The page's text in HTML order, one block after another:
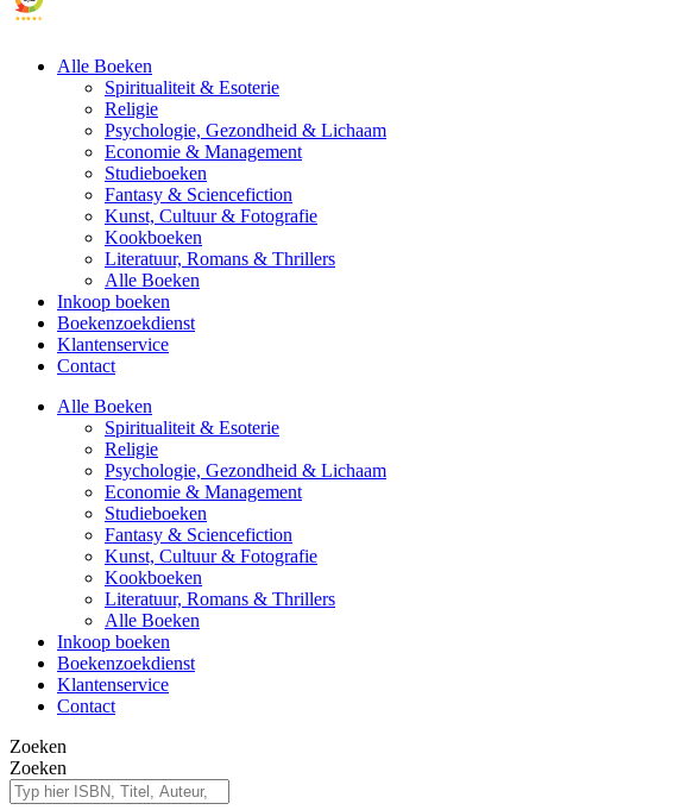
Alle Boeken
Spiritualiteit & Esoterie
Religie
Psychologie, Gezondheid & Lichaam
Economie & Management
Studieboeken
Fantasy & Sciencefiction
Kunst, Cultuur & Fotografie
Kookboeken
Literatuur, Romans & Thrillers
Alle Boeken
Inkoop boeken
Boekenzoekdienst
Klantenservice
Contact
Alle Boeken
Spiritualiteit & Esoterie
Religie
Psychologie, Gezondheid & Lichaam
Economie & Management
Studieboeken
Fantasy & Sciencefiction
Kunst, Cultuur & Fotografie
Kookboeken
Literatuur, Romans & Thrillers
Alle Boeken
Inkoop boeken
Boekenzoekdienst
Klantenservice
Contact
Zoeken
Zoeken